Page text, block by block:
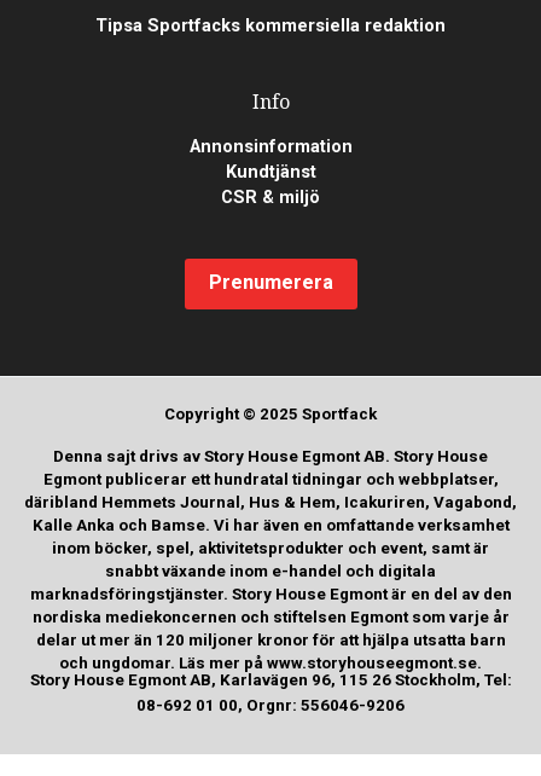
Tipsa Sportfacks kommersiella redaktion
Info
Annonsinformation
Kundtjänst
CSR & miljö
Prenumerera
Copyright © 2025 Sportfack
Denna sajt drivs av Story House Egmont AB. Story House
Egmont publicerar ett hundratal tidningar och webbplatser,
däribland Hemmets Journal, Hus & Hem, Icakuriren, Vagabond,
Kalle Anka och Bamse. Vi har även en omfattande verksamhet
inom böcker, spel, aktivitetsprodukter och event, samt är
snabbt växande inom e-handel och digitala
marknadsföringstjänster. Story House Egmont är en del av den
nordiska mediekoncernen och stiftelsen Egmont som varje år
delar ut mer än 120 miljoner kronor för att hjälpa utsatta barn
och ungdomar. Läs mer på www.storyhouseegmont.se.
Story House Egmont AB, Karlavägen 96, 115 26 Stockholm, Tel:
08-692 01 00, Orgnr: 556046-9206